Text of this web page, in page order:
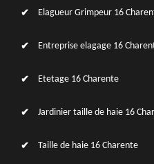
Elagueur Grimpeur 16
Entreprise elagage 16
Etetage 16 Charente
Jardinier taille de haie 16
Taille de haie 16 Charente